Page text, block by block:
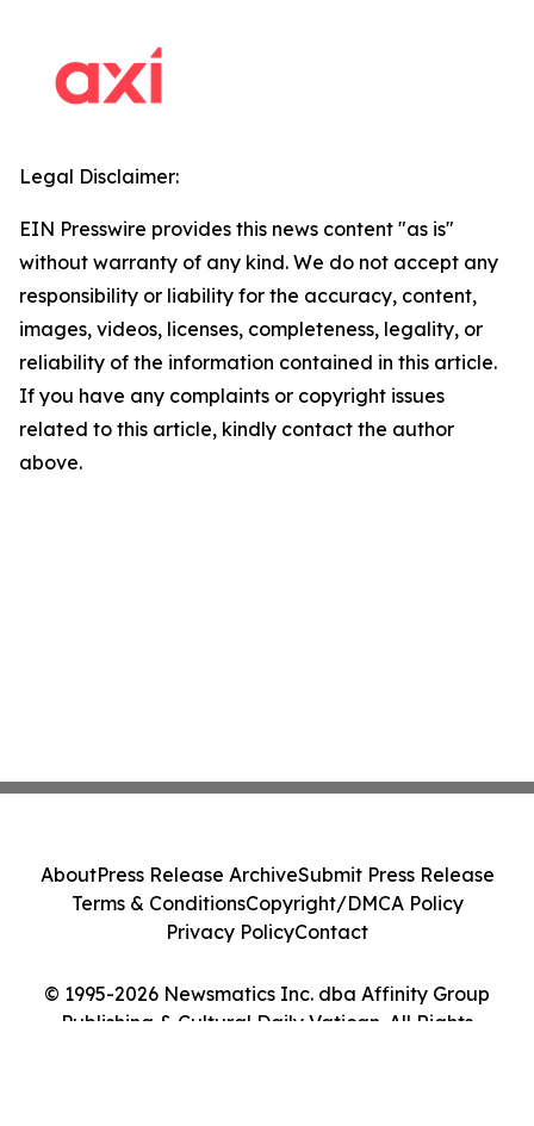
Legal Disclaimer:
EIN Presswire provides this news content "as is"
without warranty of any kind. We do not accept any
responsibility or liability for the accuracy, content,
images, videos, licenses, completeness, legality, or
reliability of the information contained in this article.
If you have any complaints or copyright issues
related to this article, kindly contact the author
above.
© 1995-2026 Newsmatics Inc. dba Affinity Group
Publishing & Cultural Daily Vatican. All Rights
AboutPress Release ArchiveSubmit Press Release
Terms & ConditionsCopyright/DMCA Policy
Privacy PolicyContact